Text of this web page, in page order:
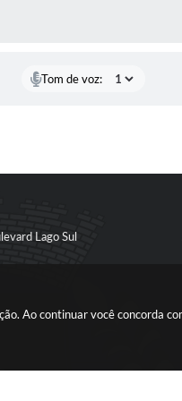
Ao continuar você concorda
Tom de voz:
Lago Sul